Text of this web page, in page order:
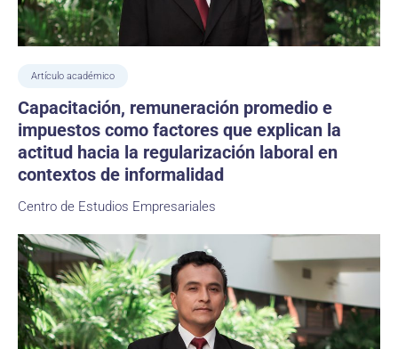
Artículo académico
Capacitación, remuneración promedio e
impuestos como factores que explican la
actitud hacia la regularización laboral en
contextos de informalidad
Centro de Estudios Empresariales